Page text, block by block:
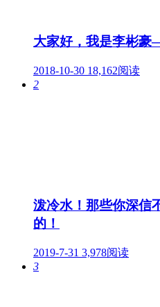
大家好，我是李彬豪
2018-10-30 18,162阅读
2
泼冷水！那些你深信
的！
2019-7-31 3,978阅读
3